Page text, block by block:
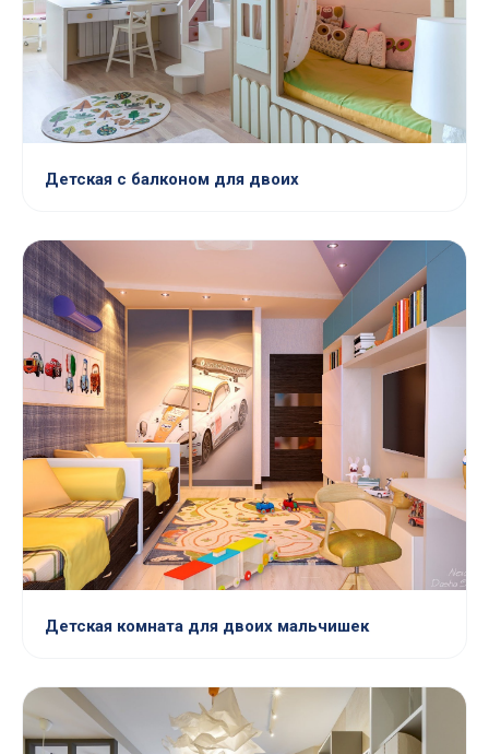
Детская с балконом для двоих
Детская комната для двоих мальчишек